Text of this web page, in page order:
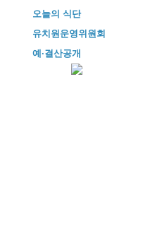
오늘의 식단
유치원운영위원회
예·결산공개